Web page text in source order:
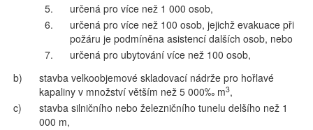
5.
určená pro více než 1 000 osob,
6.
určená pro více než 100 osob, jejichž evakuace při
požáru je podmíněna asistencí dalších osob, nebo
7.
určená pro ubytování více než 100 osob,
b)
stavba velkoobjemové skladovací nádrže pro hořlavé
kapaliny v množství větším než 5 000‰ m3,
c)
stavba silničního nebo železničního tunelu delšího než 1
000 m,